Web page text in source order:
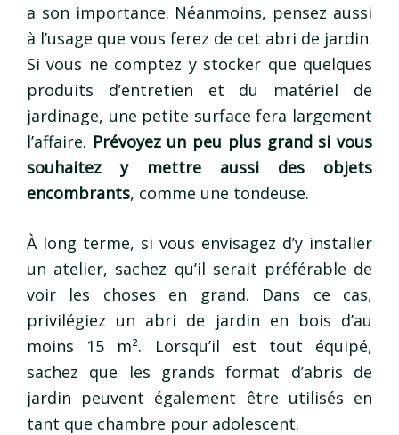
a son importance. Néanmoins, pensez aussi
à l’usage que vous ferez de cet abri de jardin.
Si vous ne comptez y stocker que quelques
produits d’entretien et du matériel de
jardinage, une petite surface fera largement
l’affaire. Prévoyez un peu plus grand si vous
souhaitez y mettre aussi des objets
encombrants, comme une tondeuse.
À long terme, si vous envisagez d’y installer
un atelier, sachez qu’il serait préférable de
voir les choses en grand. Dans ce cas,
privilégiez un abri de jardin en bois d’au
moins 15 m². Lorsqu’il est tout équipé,
sachez que les grands format d’abris de
jardin peuvent également être utilisés en
tant que chambre pour adolescent.